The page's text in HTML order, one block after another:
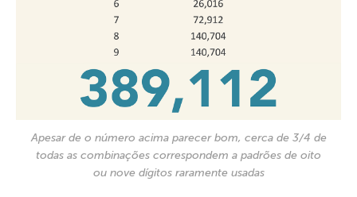
Apesar de o número acima parecer bom, cerca de 3/4 de
todas as combinações correspondem a padrões de oito
ou nove dígitos raramente usadas